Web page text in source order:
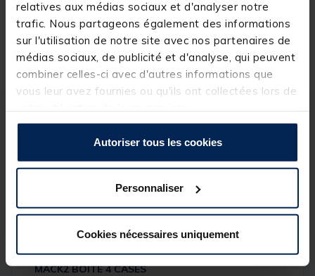
relatives aux médias sociaux et d'analyser notre
trafic. Nous partageons également des informations
sur l'utilisation de notre site avec nos partenaires de
médias sociaux, de publicité et d'analyse, qui peuvent
combiner celles-ci avec d'autres informations que
vous leur avez fournies ou qu'ils ont collectées lors de
Autoriser tous les cookies
Personnaliser
Cookies nécessaires uniquement
Expédition sous 24 h
Description Spécifications
Description & détails
MACK2 BOITE 4 CASES